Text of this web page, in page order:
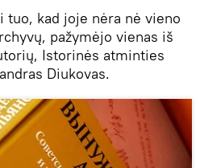
tuo, kad joje nėra nė vieno
pažymėjo vienas iš
Istorinės atminties
Diukovas.